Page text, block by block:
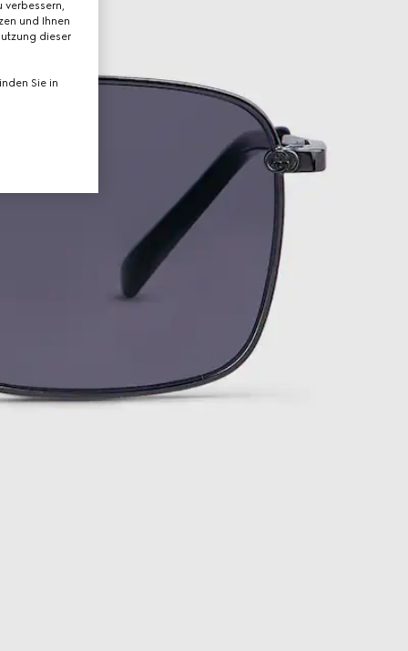
und Ihnen
dieser
Sie in